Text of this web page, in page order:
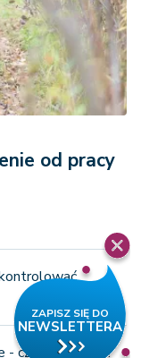
od pracy
- czym skutkuje?